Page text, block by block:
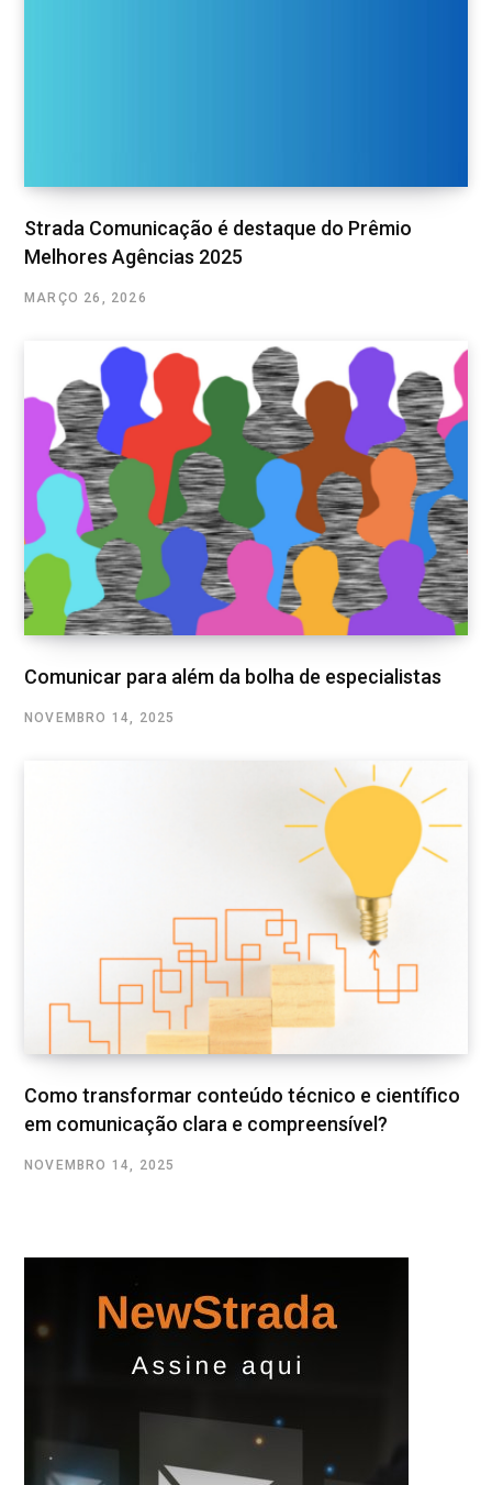
Strada Comunicação é destaque do Prêmio
Melhores Agências 2025
MARÇO 26, 2026
Comunicar para além da bolha de especialistas
NOVEMBRO 14, 2025
Como transformar conteúdo técnico e científico
em comunicação clara e compreensível?
NOVEMBRO 14, 2025